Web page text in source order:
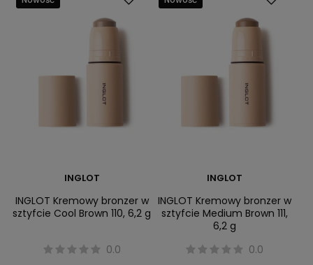
INGLOT
INGLOT Kremowy bronzer w
sztyfcie Cool Brown 110, 6,2 g
0.0
INGLOT
INGLOT Kremowy bronzer w
sztyfcie Medium Brown 111,
6,2 g
0.0